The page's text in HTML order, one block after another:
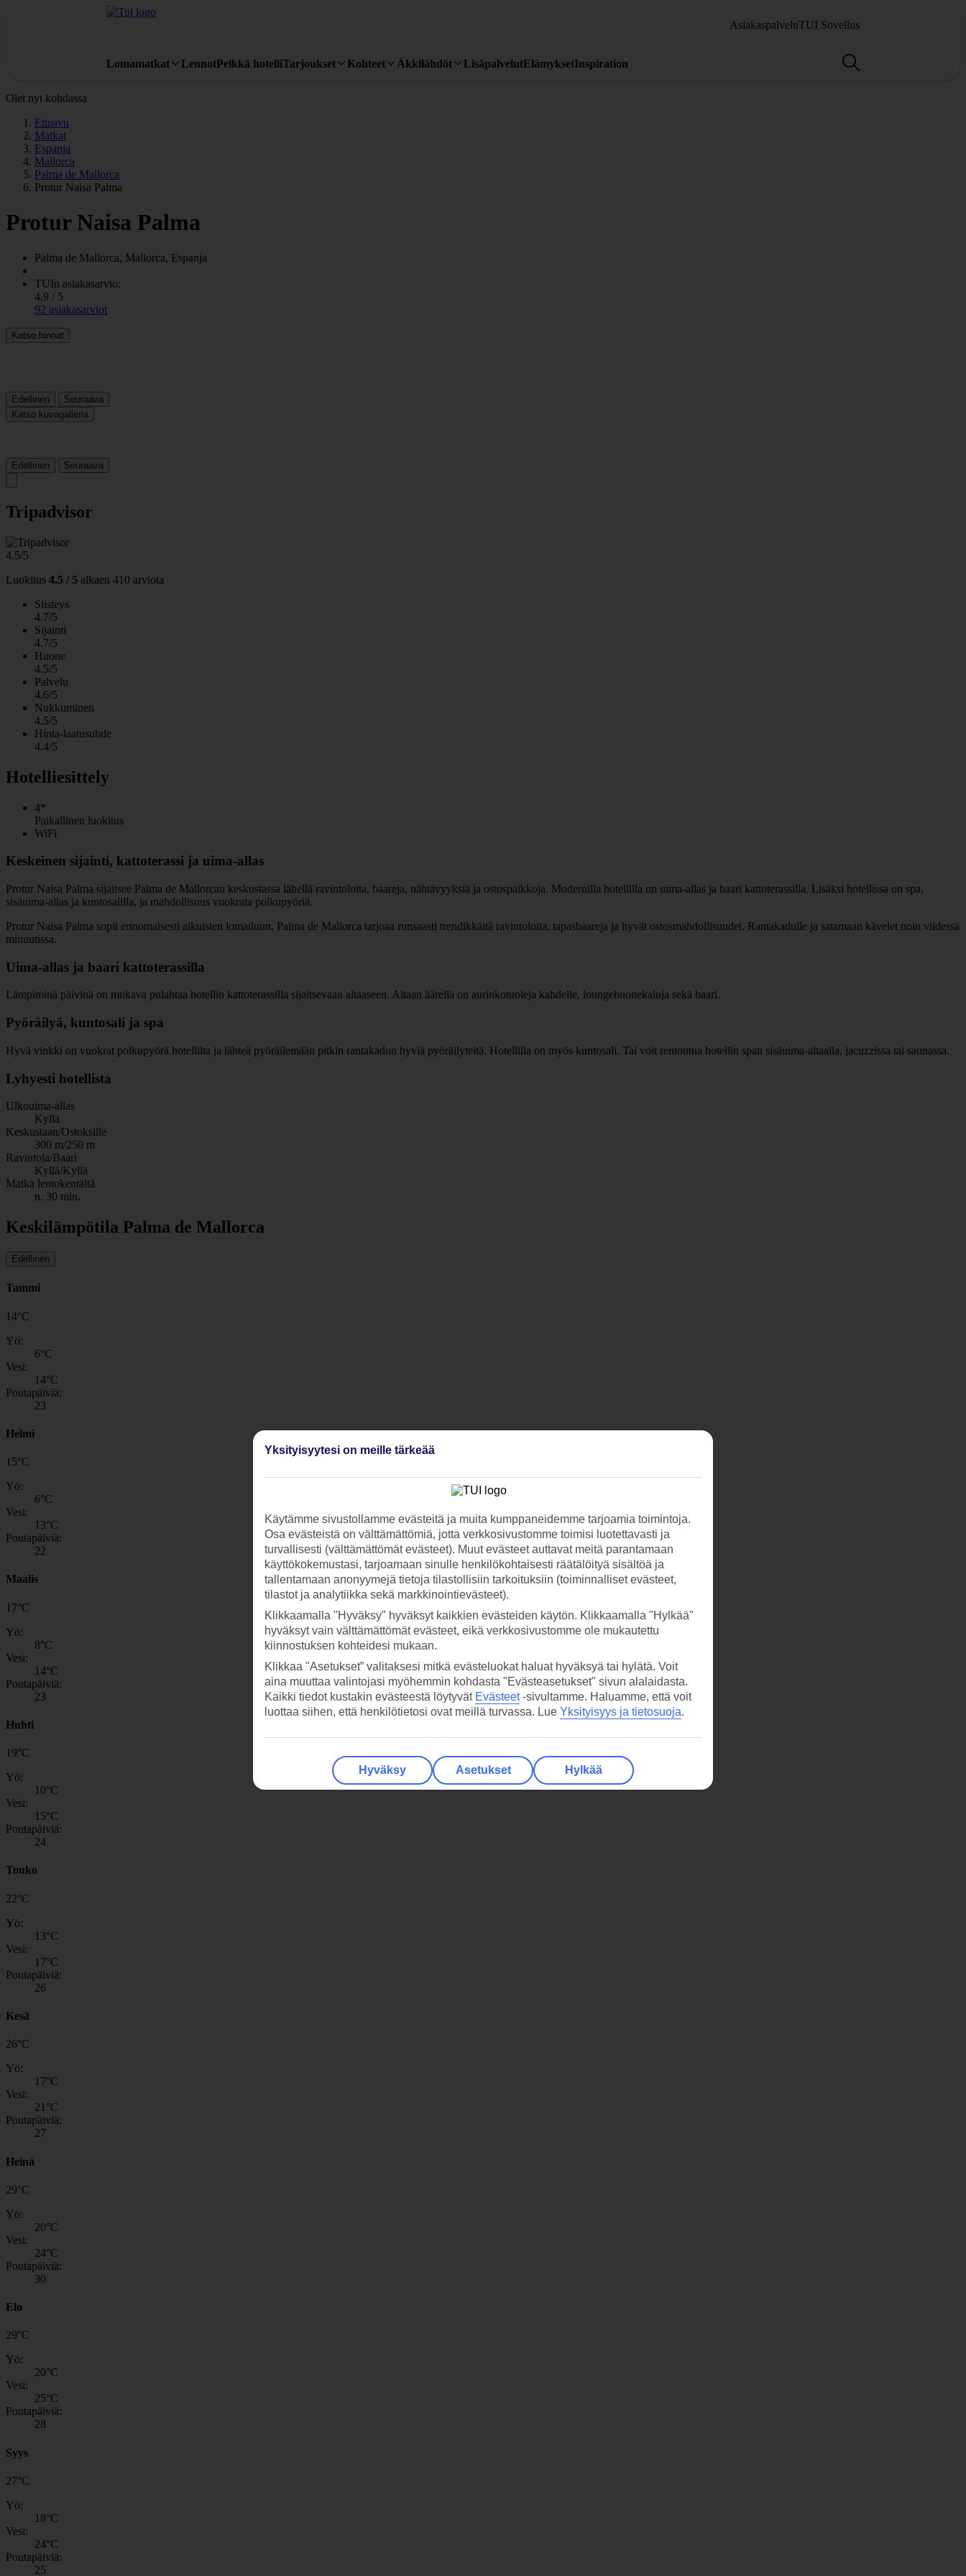
AsiakaspalveluTUI Sovellus
Lomamatkat LennotPelkkä hotelliTarjoukset Kohteet Äkkilähdöt LisäpalvelutElämyksetInspiration
Olet nyt kohdassa
Etusivu
Matkat
Espanja
Mallorca
Palma de Mallorca
Protur Naisa Palma
Protur Naisa Palma
Palma de Mallorca, Mallorca, Espanja
TUIn asiakasarvio:
4.9 / 5
92 asiakasarviot
Katso hinnat
Edellinen
Seuraava
Katso kuvagalleria
Edellinen Seuraava
Tripadvisor
4.5/5
Luokitus 4.5 / 5 alkaen 410 arviota
Siisteys
4.7/5
Sijainti
4.7/5
Huone
4.5/5
Palvelu
4.6/5
Nukkuminen
4.5/5
Hinta-laatusuhde
4.4/5
Hotelliesittely
4*
Paikallinen luokitus
WiFi
Keskeinen sijainti, kattoterassi ja uima-allas
Protur Naisa Palma sijaitsee Palma de Mallorcan keskustassa lähellä ravintoloita, baareja, nähtävyyksiä ja ostospaikkoja. Modernilla hotellilla on uima-allas ja baari kattoterassilla. Lisäksi hotellissa on spa,
sisäuima-allas ja kuntosalilla, ja mahdollisuus vuokrata polkupyöriä.
Protur Naisa Palma sopii erinomaisesti aikuisten lomailuun. Palma de Mallorca tarjoaa runsaasti trendikkäitä ravintoloita, tapasbaareja ja hyvät ostosmahdollisuudet. Rantakadulle ja satamaan kävelet noin viidessä
minuutissa.
Uima-allas ja baari kattoterassilla
Lämpiminä päivinä on mukava pulahtaa hotellin kattoterassilla sijaitsevaan altaaseen. Altaan äärellä on aurinkotuoleja kahdelle, loungehuonekaluja sekä baari.
Pyöräilyä, kuntosali ja spa
Hyvä vinkki on vuokrat polkupyörä hotellilta ja lähteä pyöräilemään pitkin rantakadun hyviä pyöräilyteitä. Hotellilla on myös kuntosali. Tai voit rentoutua hotellin span sisäuima-altaalla, jacuzzissa tai saunassa.
Lyhyesti hotellista
Ulkouima-allas
Kyllä
Keskustaan/Ostoksille
300 m/250 m
Ravintola/Baari
Kyllä/Kyllä
Matka lentokentältä
n. 30 min.
Keskilämpötila Palma de Mallorca
Edellinen
Tammi
14°C
Yö:
6°C
Vesi:
14°C
Poutapäiviä:
23
Helmi
15°C
Yö:
6°C
Vesi:
13°C
Poutapäiviä:
22
Maalis
17°C
Yö:
8°C
Vesi:
14°C
Poutapäiviä:
23
Huhti
19°C
Yö:
10°C
Vesi:
15°C
Poutapäiviä:
24
Touko
22°C
Yö:
13°C
Vesi:
17°C
Poutapäiviä:
26
Kesä
26°C
Yö:
17°C
Vesi:
21 °C
Poutapäiviä:
27
Heinä
29°C
Yö:
20°C
Vesi:
24°C
Poutapäiviä:
30
Elo
29°C
Yö:
20°C
Vesi:
25°C
Poutapäiviä:
28
Syys
27°C
Yö:
18°C
Vesi:
24°C
Poutapäiviä:
25
Yksityisyytesi on meille tärkeää
Käytämme sivustollamme evästeitä ja muita kumppaneidemme tarjoamia toimintoja.
Osa evästeistä on välttämättömiä, jotta verkkosivustomme toimisi luotettavasti ja
turvallisesti (välttämättömät evästeet). Muut evästeet auttavat meitä parantamaan
käyttökokemustasi, tarjoamaan sinulle henkilökohtaisesti räätälöityä sisältöä ja
tallentamaan anonyymejä tietoja tilastollisiin tarkoituksiin (toiminnalliset evästeet,
tilastot ja analytiikka sekä markkinointievästeet).
Klikkaamalla "Hyväksy" hyväksyt kaikkien evästeiden käytön. Klikkaamalla "Hylkää"
hyväksyt vain välttämättömät evästeet, eikä verkkosivustomme ole mukautettu
kiinnostuksen kohteidesi mukaan.
Klikkaa "Asetukset” valitaksesi mitkä evästeluokat haluat hyväksyä tai hylätä. Voit
aina muuttaa valintojasi myöhemmin kohdasta "Evästeasetukset" sivun alalaidasta.
Kaikki tiedot kustakin evästeestä löytyvät Evästeet-sivultamme. Haluamme, että voit
luottaa siihen, että henkilötietosi ovat meillä turvassa. Lue Yksityisyys ja tietosuoja.
Hyväksy Asetukset Hylkää